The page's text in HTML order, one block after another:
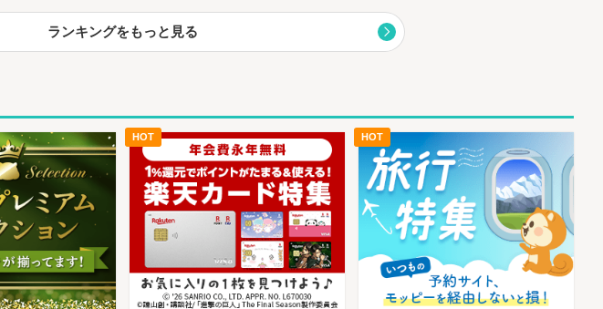
ランキングをもっと見る
HOT HOT